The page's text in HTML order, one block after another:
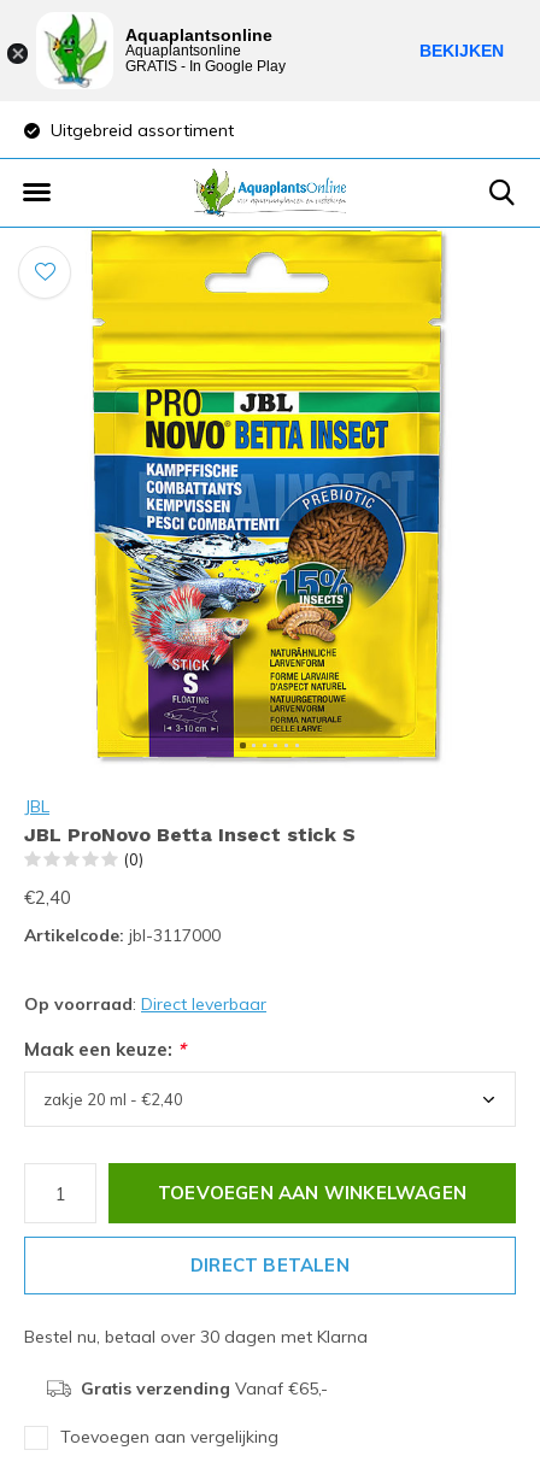
Uitgebreid assortiment
JBL
JBL ProNovo Betta Insect stick S
(0)
€2,40
Artikelcode: jbl-3117000
Op voorraad: Direct leverbaar
Maak een keuze: *
TOEVOEGEN AAN WINKELWAGEN
DIRECT BETALEN
Bestel nu, betaal over 30 dagen met Klarna
Gratis verzending Vanaf €65,-
Toevoegen aan vergelijking
Aquaplantsonline
Aquaplantsonline
GRATIS - In Google Play
BEKIJKEN